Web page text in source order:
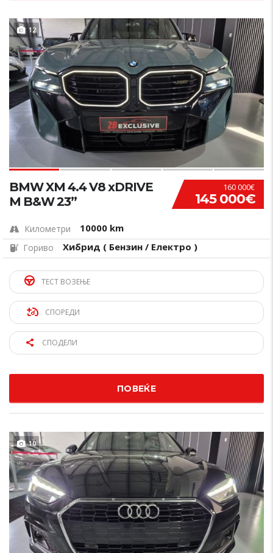
12
160 000€
145 000€
BMW XM 4.4 V8 xDRIVE
M B&W 23”
Километри 10000 km
Гориво Хибрид ( Бензин / Електро )
ТЕСТ ВОЗЕЊЕ
СПОРЕДИ
СПОДЕЛИ
ПОВЕЌЕ
10